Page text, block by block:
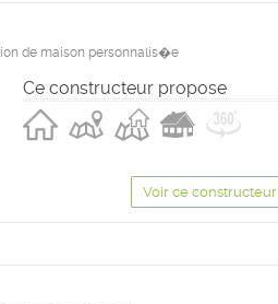
de maison personnalis�e
Ce constructeur propose
Voir ce constructeur